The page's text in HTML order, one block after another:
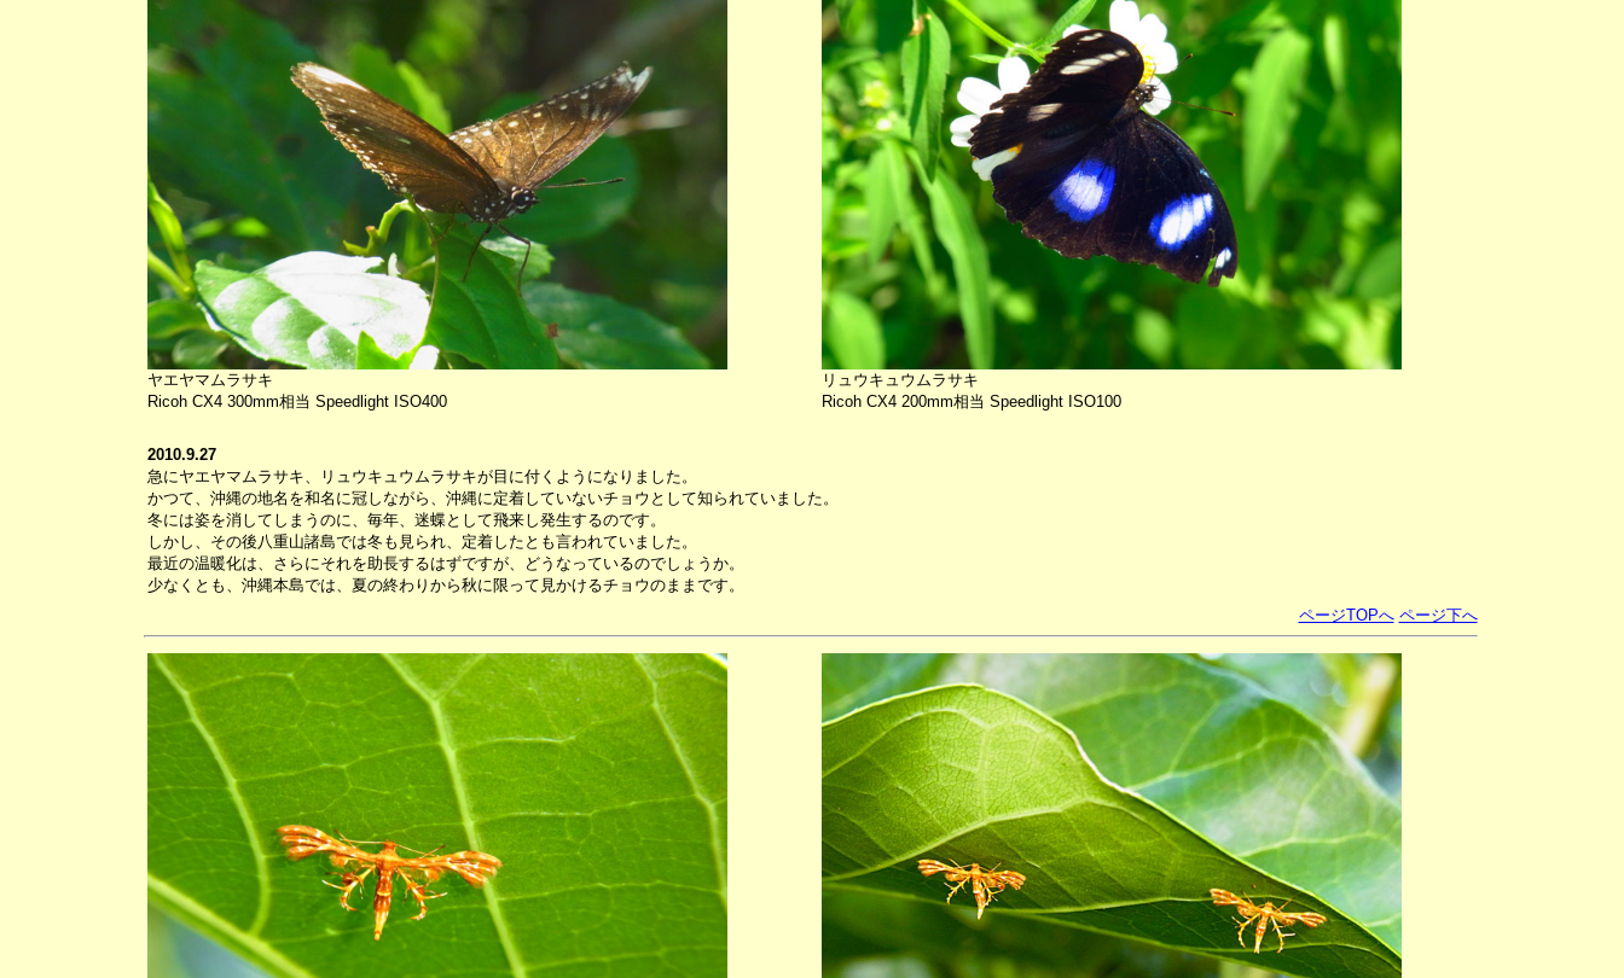
ヤエヤマムラサキ
Ricoh CX4 300mm相当 Speedlight ISO400
リュウキュウムラサキ
Ricoh CX4 200mm相当 Speedlight ISO100
2010.9.27
急にヤエヤマムラサキ、リュウキュウムラサキが目に付くようになりました。
かつて、沖縄の地名を和名に冠しながら、沖縄に定着していないチョウとして知られていました。
冬には姿を消してしまうのに、毎年、迷蝶として飛来し発生するのです。
しかし、その後八重山諸島では冬も見られ、定着したとも言われていました。
最近の温暖化は、さらにそれを助長するはずですが、どうなっているのでしょうか。
少なくとも、沖縄本島では、夏の終わりから秋に限って見かけるチョウのままです。
ページTOPへ ページ下へ